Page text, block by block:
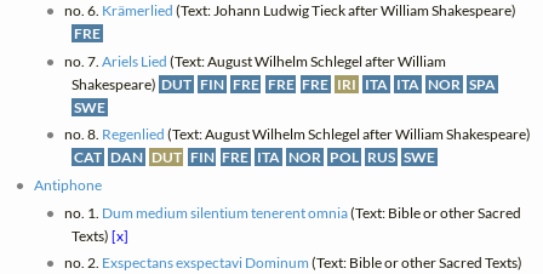
no. 6. Krämerlied (Text: Johann Ludwig Tieck after William Shakespeare)
FRE
no. 7. Ariels Lied (Text: August Wilhelm Schlegel after William
Shakespeare) DUT FIN FRE FRE FRE IRI ITA ITA NOR SPA
SWE
no. 8. Regenlied (Text: August Wilhelm Schlegel after William Shakespeare)
CAT DAN DUT FIN FRE ITA NOR POL RUS SWE
Antiphone
no. 1. Dum medium silentium tenerent omnia(Text: Bible or other Sacred
Texts)[x]
no. 2. Exspectans exspectavi Dominum (Text: Bible or other Sacred Texts)